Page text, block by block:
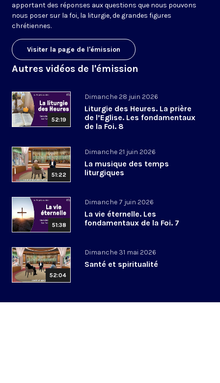
apportant des réponses aux questions que nous pouvons
nous poser sur la foi, la liturgie, de grandes figures
chrétiennes.
Visiter la page de l'émission
Autres vidéos de l'émission
52:19
Dimanche 28 juin 2026
Liturgie des Heures. La prière
de l’Eglise. Les fondamentaux
de la Foi. 8
51:22
Dimanche 21 juin 2026
La musique des temps
liturgiques
51:38
Dimanche 7 juin 2026
La vie éternelle. Les
fondamentaux de la Foi. 7
52:04
Dimanche 31 mai 2026
Santé et spiritualité